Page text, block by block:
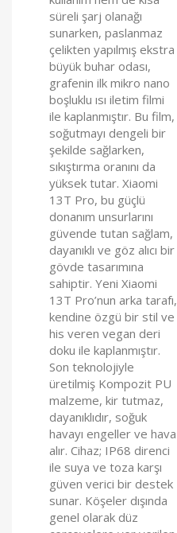
süreli şarj olanağı
sunarken, paslanmaz
çelikten yapılmış ekstra
büyük buhar odası,
grafenin ilk mikro nano
boşluklu ısı iletim filmi
ile kaplanmıştır. Bu film,
soğutmayı dengeli bir
şekilde sağlarken,
sıkıştırma oranını da
yüksek tutar. Xiaomi
13T Pro, bu güçlü
donanım unsurlarını
güvende tutan sağlam,
dayanıklı ve göz alıcı bir
gövde tasarımına
sahiptir. Yeni Xiaomi
13T Pro’nun arka tarafı,
kendine özgü bir stil ve
his veren vegan deri
doku ile kaplanmıştır.
Son teknolojiyle
üretilmiş Kompozit PU
malzeme, kir tutmaz,
dayanıklıdır, soğuk
havayı engeller ve hava
alır. Cihaz; IP68 direnci
ile suya ve toza karşı
güven verici bir destek
sunar. Köşeler dışında
genel olarak düz